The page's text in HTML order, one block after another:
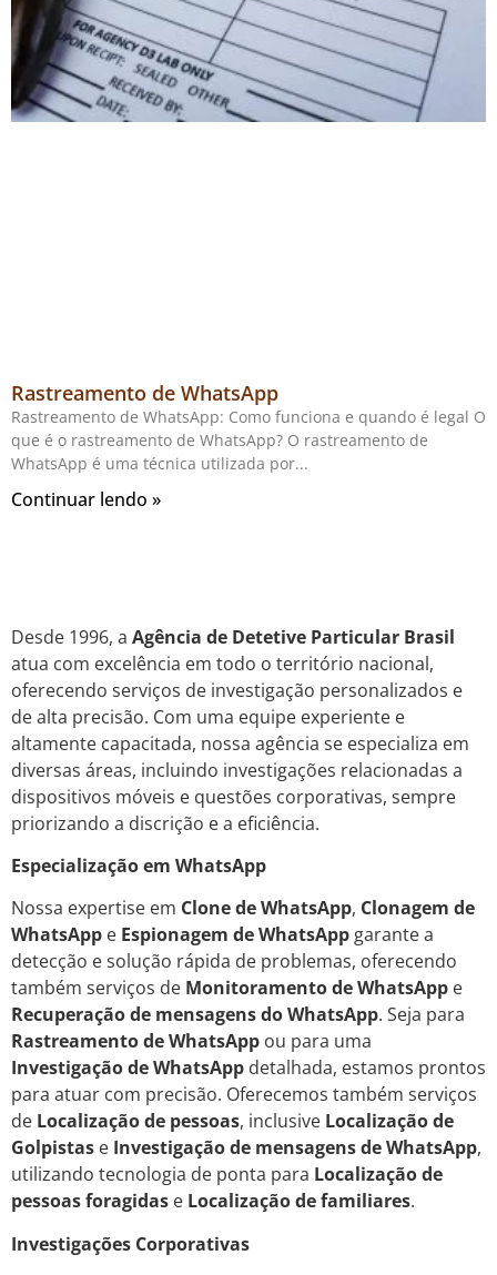
Rastreamento de WhatsApp
Rastreamento de WhatsApp: Como funciona e quando é legal O
que é o rastreamento de WhatsApp? O rastreamento de
WhatsApp é uma técnica utilizada por
Continuar lendo »
Desde 1996, a Agência de Detetive Particular Brasil
atua com excelência em todo o território nacional,
oferecendo serviços de investigação personalizados e
de alta precisão. Com uma equipe experiente e
altamente capacitada, nossa agência se especializa em
diversas áreas, incluindo investigações relacionadas a
dispositivos móveis e questões corporativas, sempre
priorizando a discrição e a eficiência.
Especialização em WhatsApp
Nossa expertise em Clone de WhatsApp, Clonagem de
WhatsApp e Espionagem de WhatsAppgarante a
detecção e solução rápida de problemas, oferecendo
também serviços de Monitoramento de WhatsApp e
Recuperação de mensagens do WhatsApp. Seja para
Rastreamento de WhatsApp ou para uma
Investigação de WhatsApp detalhada, estamos prontos
para atuar com precisão. Oferecemos também serviços
de Localização de pessoas, inclusive Localização de
Golpistas e Investigação de mensagens de WhatsApp,
utilizando tecnologia de ponta para Localização de
pessoas foragidas e Localização de familiares.
Investigações Corporativas